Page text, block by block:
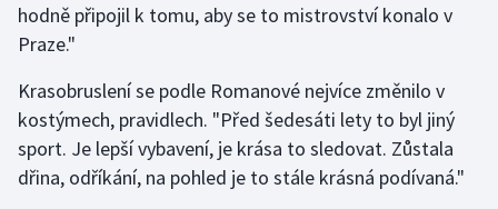
hodně připojil k tomu, aby se to mistrovství konalo v
Praze."
Krasobruslení se podle Romanové nejvíce změnilo v
kostýmech, pravidlech. "Před šedesáti lety to byl jiný
sport. Je lepší vybavení, je krása to sledovat. Zůstala
dřina, odříkání, na pohled je to stále krásná podívaná."